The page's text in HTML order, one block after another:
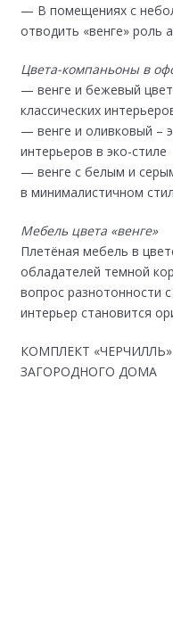
— В помещениях с
отводить «венге» роль
Цвета-компаньоны в
— венге и бежевый
классических
— венге и оливковый –
интерьеров в эко-стиле
— венге с белым и
в минималистичном
Мебель цвета «венге»
Плетёная мебель в
обладателей темной
вопрос разнотонности
интерьер становится
КОМПЛЕКТ
ЗАГОРОДНОГО ДОМА